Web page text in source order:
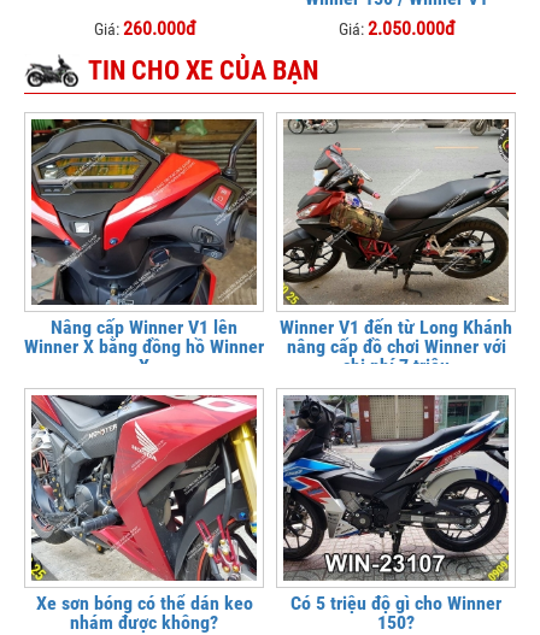
Giá:260.000đ Giá:2.050.000đ
TIN CHO XE CỦA BẠN
Nâng cấp Winner V1 lên
Winner X bằng đồng hồ Winner
X
Winner V1 đến từ Long Khánh
nâng cấp đồ chơi Winner với
chi phí 7 triệu
Xe sơn bóng có thể dán keo
nhám được không?
Có 5 triệu độ gì cho Winner
150?